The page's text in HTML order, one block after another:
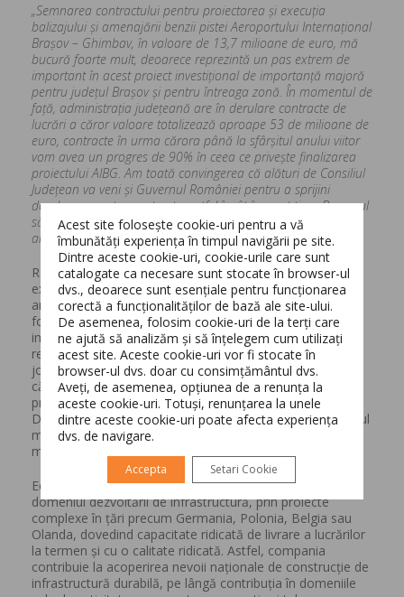
„Semnarea contractului pentru proiectarea și execuția
balizajului și amenajării benzii pistei Aeroportului Internațional
Brașov – Ghimbav, în valoare de 13,7 milioane de euro, mă
bucură foarte mult, deoarece reprezintă un pas extrem de
important în acest proiect investițional de importanță majoră
pentru județul Brașov și pentru întreaga zonă. În momentul de
față, administrația județeană are în derulare contracte de
lucrări a căror valoare totalizează aproape 53 de milioane de
euro, contracte în urma cărora până la sfârșitul anului viitor
vom avea un progres de 90% în ceea ce privește finalizarea
proiectului AIBG. Am toată convingerea că alături de Consiliul
Județean va veni și Guvernul României pentru a sprijini
derularea acestor contracte, astfel încât în scurt timp Brașovul
să aibă aeroportul pe care-l merită și-l așteaptă de zeci de
ani”,a spuspreședintele Consiliului Județean Brașov.
Rolul asocierii este acela de a realiza proiectarea și
execuția pentru balizaj – construcții și instalații, si pentru
amenajarea pistei – la aceasta provocare, Electrogrup va
folosi tehnologie de la ADB Safegate, unul dintre cei mai
importanți producători din piața mondială de profil –
respectiv completarea acostamentului în zona de
joncțiune a căii de rulare, amenajarea protecțiilor
căminelor de canalizare ale balizajului și amenajarea
protecției pentru căminele de canalizare pluvială.
Dezvoltarea Aeroportului Internațional Brașov este primul
mare proiect din regiune și deschide o serie de contribuții
majore la industrie.
Echipele Electrogrup si-au demonstrat profesionismul în
domeniul dezvoltării de infrastructură, prin proiecte
complexe în țări precum Germania, Polonia, Belgia sau
Olanda, dovedind capacitate ridicată de livrare a lucrărilor
la termen și cu o calitate ridicată. Astfel, compania
contribuie la acoperirea nevoii naționale de construcție de
infrastructură durabilă, pe lângă contribuția în domeniile
Switch The Language
Română English
Acest site folosește cookie-uri pentru a vă
îmbunătăți experiența în timpul navigării pe site.
Dintre aceste cookie-uri, cookie-urile care sunt
catalogate ca necesare sunt stocate în browser-ul
dvs., deoarece sunt esențiale pentru funcționarea
corectă a funcționalităților de bază ale site-ului.
De asemenea, folosim cookie-uri de la terți care
ne ajută să analizăm și să înțelegem cum utilizați
acest site. Aceste cookie-uri vor fi stocate în
browser-ul dvs. doar cu consimțământul dvs.
Aveți, de asemenea, opțiunea de a renunța la
aceste cookie-uri. Totuși, renunțarea la unele
dintre aceste cookie-uri poate afecta experiența
dvs. de navigare.
Accepta Setari Cookie